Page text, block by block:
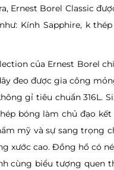
Ernest Borel Classic
Kính Sapphire, k
của Ernest Borel
đeo được gia công
gỉ tiêu chuẩn 316L.
bóng làm chủ đạo
mỹ và sự sang trọng
xước cao. Đồng hồ có
cùng biểu tượng quen